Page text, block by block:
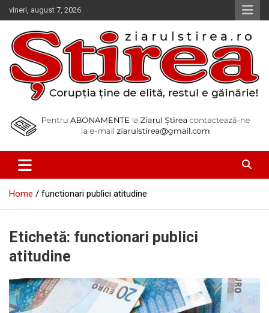
Skip
to
content
vineri, august 7, 2026
Ziarul Știrea
Home functionari publici atitudine
Etichetă: functionari publici
atitudine